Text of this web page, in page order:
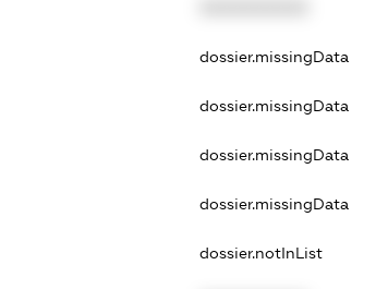
dossier.missingData
dossier.missingData
dossier.missingData
dossier.missingData
dossier.notInList